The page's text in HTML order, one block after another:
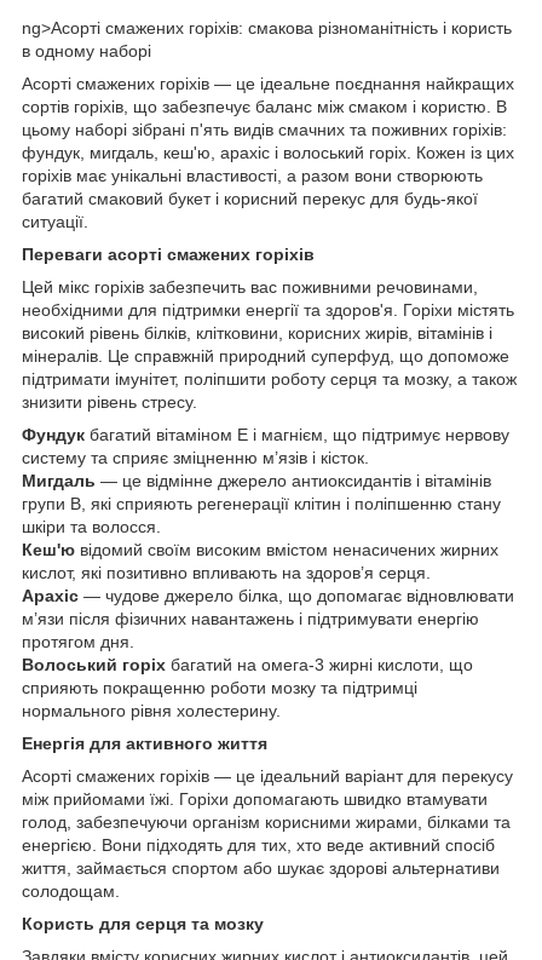
ng>Асорті смажених горіхів: смакова різноманітність і користь
в одному наборі
Асорті смажених горіхів — це ідеальне поєднання найкращих
сортів горіхів, що забезпечує баланс між смаком і користю. В
цьому наборі зібрані п'ять видів смачних та поживних горіхів:
фундук, мигдаль, кеш'ю, арахіс і волоський горіх. Кожен із цих
горіхів має унікальні властивості, а разом вони створюють
багатий смаковий букет і корисний перекус для будь-якої
ситуації.
Переваги асорті смажених горіхів
Цей мікс горіхів забезпечить вас поживними речовинами,
необхідними для підтримки енергії та здоров'я. Горіхи містять
високий рівень білків, клітковини, корисних жирів, вітамінів і
мінералів. Це справжній природний суперфуд, що допоможе
підтримати імунітет, поліпшити роботу серця та мозку, а також
знизити рівень стресу.
Фундук багатий вітаміном Е і магнієм, що підтримує нервову
систему та сприяє зміцненню м’язів і кісток.
Мигдаль — це відмінне джерело антиоксидантів і вітамінів
групи B, які сприяють регенерації клітин і поліпшенню стану
шкіри та волосся.
Кеш'ю відомий своїм високим вмістом ненасичених жирних
кислот, які позитивно впливають на здоров’я серця.
Арахіс — чудове джерело білка, що допомагає відновлювати
м’язи після фізичних навантажень і підтримувати енергію
протягом дня.
Волоський горіх багатий на омега-3 жирні кислоти, що
сприяють покращенню роботи мозку та підтримці
нормального рівня холестерину.
Енергія для активного життя
Асорті смажених горіхів — це ідеальний варіант для перекусу
між прийомами їжі. Горіхи допомагають швидко втамувати
голод, забезпечуючи організм корисними жирами, білками та
енергією. Вони підходять для тих, хто веде активний спосіб
життя, займається спортом або шукає здорові альтернативи
солодощам.
Користь для серця та мозку
Завдяки вмісту корисних жирних кислот і антиоксидантів, цей